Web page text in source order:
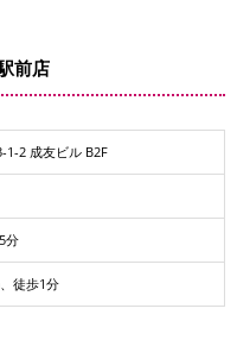
前店
1-2 成友ビル B2F
分
徒歩1分